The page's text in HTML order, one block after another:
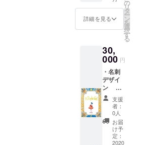
し上
げ、詳
しく確
枚） ・
手書き
イラス
ト付き
詳細を見る
の
リ
タ
ー
ン
を
選
択
す
る
30,
000 円
・名刺
デザイ
ン
「A
Pumpki
n Girl」
の表紙
の様な
枠組み
をデザ
支援
者：
0人
お届
け予
定：
2020